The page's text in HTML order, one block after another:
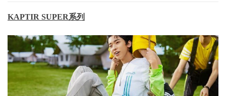
KAPTIR SUPER系列